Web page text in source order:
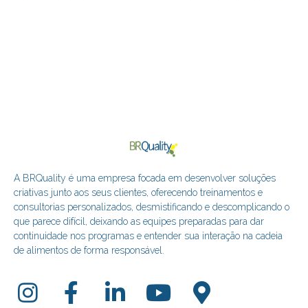
A BRQuality é uma empresa focada em desenvolver soluções
criativas junto aos seus clientes, oferecendo treinamentos e
consultorias personalizados, desmistificando e descomplicando o
que parece difícil, deixando as equipes preparadas para dar
continuidade nos programas e entender sua interação na cadeia
de alimentos de forma responsável.